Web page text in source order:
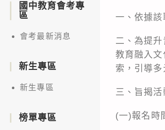
一、依據
二、為提
教育融入
索，引導多
三、旨揭
(一)報名時
國中教育會考專
區
會考最新消息
新生專區
新生專區
榜單專區